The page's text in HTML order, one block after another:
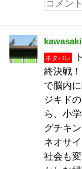
kawasaki
ネタバレ
終決戦
で脳内
ジキド
ら、小
グチキ
ネオサ
社会も